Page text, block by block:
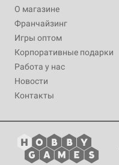
О магазине
Франчайзинг
Игры оптом
Корпоративные подарки
Работа у нас
Новости
Контакты